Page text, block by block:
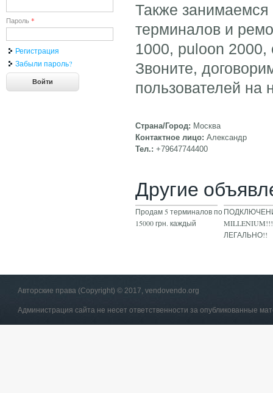
Также
терминалов и
1000, puloon
Звоните,
пользователей
Страна/Город: Москва
Контактное лицо: Александр
Тел.: +79647744400
Другие
Продам 5 терминалов по
15000 грн. каждый
MILLENIUM!!!
ЛЕГАЛЬНО!!
Пароль *
Регистрация
Забыли пароль?
Авторские права (Copyright) © 2017, vendovendo.org
Администрация сайта не несет ответственности за опубликованные